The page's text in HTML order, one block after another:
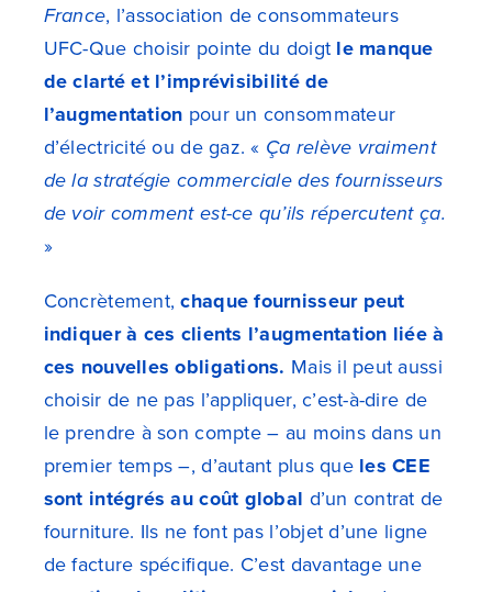
France, l’association de consommateurs
UFC-Que choisir pointe du doigt le manque
de clarté et l’imprévisibilité de
l’augmentation pour un consommateur
d’électricité ou de gaz. « Ça relève vraiment
de la stratégie commerciale des fournisseurs
de voir comment est-ce qu’ils répercutent ça.
»
Concrètement,chaque fournisseur peut
indiquer à ces clients l’augmentation liée à
ces nouvelles obligations. Mais il peut aussi
choisir de ne pas l’appliquer, c’est-à-dire de
le prendre à son compte – au moins dans un
premier temps –, d’autant plus que les CEE
sont intégrés au coût global d’un contrat de
fourniture. Ils ne font pas l’objet d’une ligne
de facture spécifique. C’est davantage une